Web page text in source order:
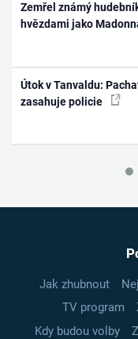
Zemřel známý
hvězdami jako
Útok v Tanvaldu:
zasahuje policie
Jak zhubnout
TV program
Kdy budou volby